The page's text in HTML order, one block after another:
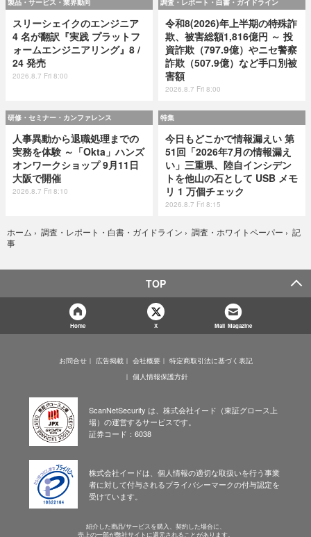
製品・サービス・業界動向
スリーシェイクのエンジニア
4 名が翻訳『実践 プラットフ
ォームエンジニアリング』8 /
24 発売
2026.8.7 Fri 8:00
調査・レポート・白書・ガイドライン
令和8(2026)年上半期の特殊詐
欺、被害総額1,816億円 ～ 投
資詐欺（797.9億）やニセ警察
詐欺（507.9億）など手口別被
害額
2026.8.7 Fri 8:00
研修・セミナー・カンファレンス
人事異動から退職処理までの
実務を体験 ～「Okta」ハンズ
オンワークショップ 9月11日
大阪で開催
2026.8.7 Fri 8:10
特集
今日もどこかで情報漏えい 第
51回「2026年7月の情報漏え
い」三重県、陸自インシデン
トを他山の石として USB メモ
リ 1 万個チェック
2026.8.7 Fri 8:15
ホーム › 調査・レポート・白書・ガイドライン › 調査・ホワイトペーパー › 記
事
TOP
Home X Mail Magazine
お問合せ 広告掲載 会社概要
特定商取引法に基づく表記
個人情報保護方針
ScanNetSecurity は、株式会社イード（東証グロース上
場）の運営するサービスです。
証券コード：6038
株式会社イードは、個人情報の適切な取扱いを行う事業
者に対して付与されるプライバシーマークの付与認定を
受けています。
紹介した商品/サービスを購入、契約した場合に、
売上の一部が弊社サイトに還元されることがあります。